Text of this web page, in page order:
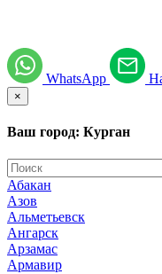
WhatsApp
×
Ваш город: Курган
Абакан
Азов
Альметьевск
Ангарск
Арзамас
Армавир